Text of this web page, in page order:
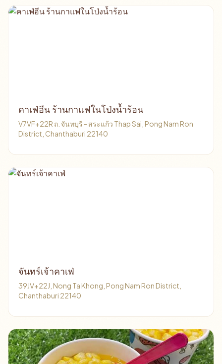
คาเฟ่อีน ร้านกาแฟในโป่งน้ำร้อน
V7VF+22R ถ. จันทบุรี - สระแก้ว Thap Sai, Pong Nam Ron
District, Chanthaburi 22140
จันทร์เจ้าคาเฟ่
39JV+22J, Nong Ta Khong, Pong Nam Ron District,
Chanthaburi 22140